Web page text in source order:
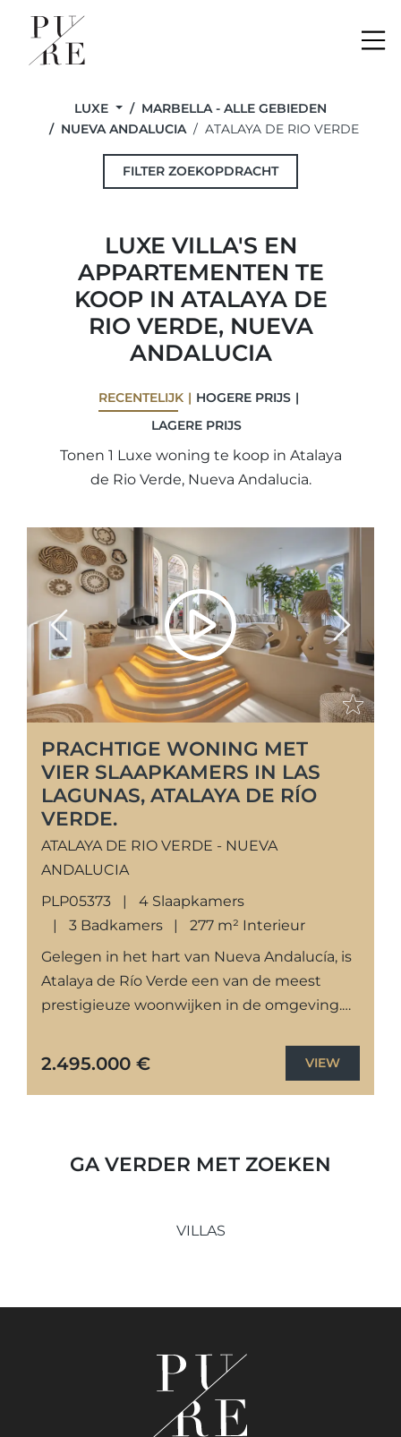
LUXE
MARBELLA - ALLE GEBIEDEN
NUEVA ANDALUCIA
ATALAYA DE RIO VERDE
FILTER ZOEKOPDRACHT
LUXE VILLA'S EN
APPARTEMENTEN TE
KOOP IN ATALAYA DE
RIO VERDE, NUEVA
ANDALUCIA
RECENTELIJK
HOGERE PRIJS
LAGERE PRIJS
Tonen 1 Luxe woning te koop in Atalaya
de Rio Verde, Nueva Andalucia.
Previous Next
PRACHTIGE WONING MET
VIER SLAAPKAMERS IN LAS
LAGUNAS, ATALAYA DE RÍO
VERDE.
ATALAYA DE RIO VERDE - NUEVA
ANDALUCIA
PLP05373
4 Slaapkamers
3 Badkamers
277 m² Interieur
Gelegen in het hart van Nueva Andalucía, is
Atalaya de Río Verde een van de meest
prestigieuze woonwijken in de omgeving.
veilige omgeving,...
2.495.000 € VIEW
GA VERDER MET ZOEKEN
VILLAS